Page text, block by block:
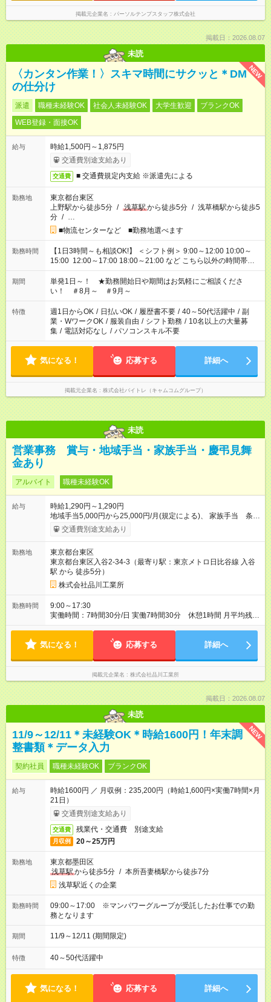
掲載元企業名 パーソルテンプスタッフ株式会社
掲載日：2026.08.07
未読
NEW
〈カンタン作業！〉スキマ時間にサクッと＊DM
の仕分け
派遣 職種未経験OK 社会人未経験OK 大学生歓迎
ブランクOK
WEB登録・面接OK
給与
時給1,500円～1,875円
交通費別途支給あり
交通費 ■ 交通費規定内支給 ※派遣先による
勤務地
東京都台東区
上野駅から徒歩5分 / 浅草駅から徒歩5分 / 浅草橋駅から徒歩5
分 / …
■物流センターなど ■勤務地選べます
勤務時間
【1日3時間～も相談OK!】 ＜シフト例＞ 9:00～12:00 10:00～
15:00 12:00～17:00 18:00～21:00 など こちら以外の時間帯も
お気軽にご相談ください！
期間
単発1日～！ ★勤務開始日や期間はお気軽にご相談くださ
い！ ＃8月～ ＃9月～
特徴 週1日からOK / 日払いOK / 履歴書不要 / 40～50代活躍中 / 副
業・WワークOK / 服装自由 / シフト勤務 / 10名以上の大量募
集 / 電話対応なし / パソコンスキル不要
気になる！ 応募する 詳細へ
掲載元企業名 株式会社バイトレ（キャムコムグループ）
未読
営業事務 賞与・地域手当・家族手当・慶弔見舞
金あり
アルバイト 職種未経験OK
給与
時給1,290円～1,290円
地域手当5,000円から25,000円/月(規定による)、 家族手当 条件
あり 配偶者 8,000円/月 子供一人当たり 8,000円/月 その他利
家族一人当たり 1,500円/月 慶弔見舞金あり 賞与あり 前年度
交通費別途支給あり
勤務地
東京都台東区
東京都台東区入谷2-34-3（最寄り駅：東京メトロ日比谷線 入谷
駅 から 徒歩5分）
株式会社品川工業所
勤務時間
9:00～17:30
実働時間：7時間30分/日 実働7時間30分 休憩1時間 月平均残業
時間 1時間
気になる！ 応募する 詳細へ
掲載元企業名 株式会社品川工業所
掲載日：2026.08.07
未読
NEW
11/9～12/11＊未経験OK＊時給1600円！年末調
整書類＊データ入力
契約社員 職種未経験OK ブランクOK
給与
時給1600円 ／ 月収例：235,200円（時給1,600円×実働7時間×月
21日）
交通費別途支給あり
交通費 残業代・交通費 別途支給
月収例 20～25万円
勤務地
東京都墨田区
浅草駅から徒歩5分 / 本所吾妻橋駅から徒歩7分
浅草駅近くの企業
勤務時間
09:00～17:00 ※マンパワーグループが受託したお仕事での勤
務となります
期間 11/9～12/11 (期間限定)
特徴 40～50代活躍中
気になる！ 応募する 詳細へ